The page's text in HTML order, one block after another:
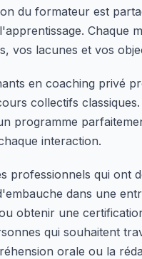
du formateur est
Chaque
vos lacunes et vos
en coaching privé
collectifs
programme
interaction.
professionnels qui ont
dans une
obtenir une
qui souhaitent
orale ou la